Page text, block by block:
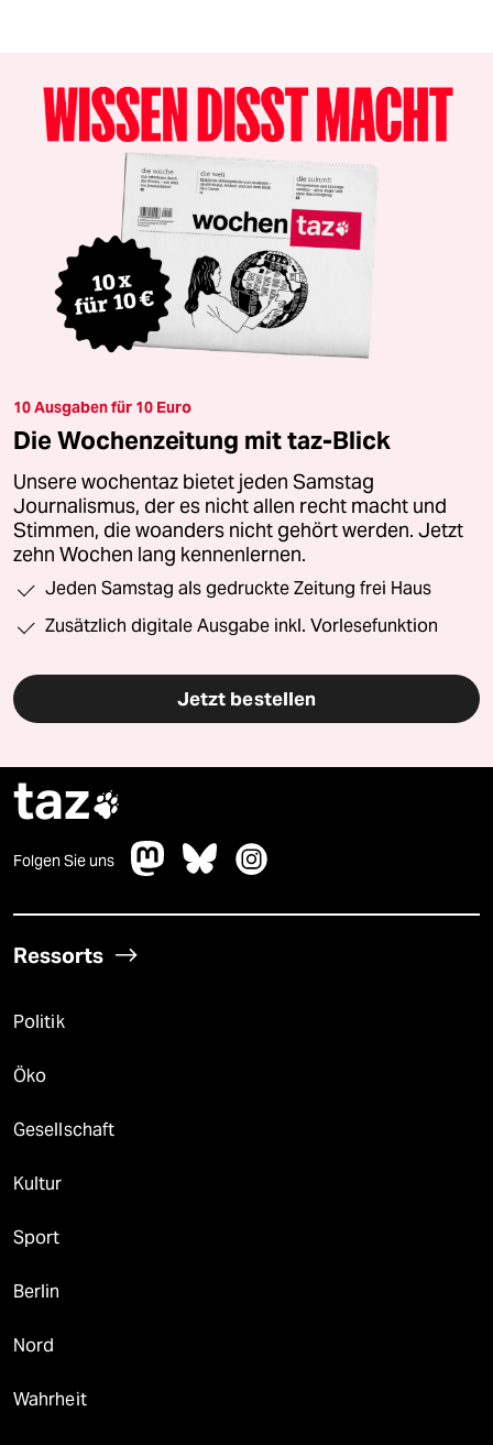
10 Ausgaben für 10 Euro
Die Wochenzeitung mit taz-Blick
Unsere wochentaz bietet jeden Samstag
Journalismus, der es nicht allen recht macht und
Stimmen, die woanders nicht gehört werden. Jetzt
zehn Wochen lang kennenlernen.
Jeden Samstag als gedruckte Zeitung frei Haus
Zusätzlich digitale Ausgabe inkl. Vorlesefunktion
Jetzt bestellen
taz
Folgen Sie uns
Ressorts
Politik
Öko
Gesellschaft
Kultur
Sport
Berlin
Nord
Wahrheit